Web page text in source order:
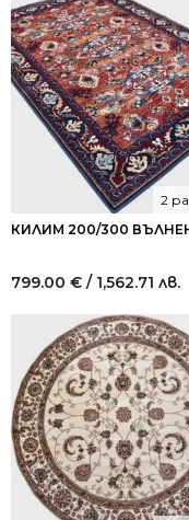
КИЛИМ 200/300
2
799.00 € / 1,562.71 лв.